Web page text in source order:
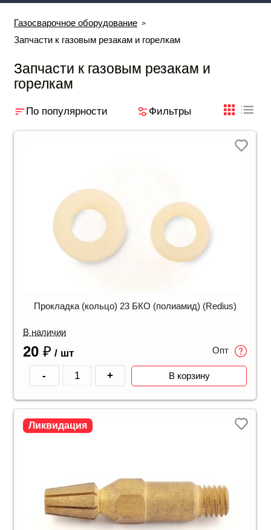
Газосварочное оборудование
Запчасти к газовым резакам и горелкам
Запчасти к газовым резакам и
горелкам
По популярности
Фильтры
Прокладка (кольцо) 23 БКО (полиамид) (Redius)
В наличии
20 ₽ / шт Опт
- + В корзину
Ликвидация